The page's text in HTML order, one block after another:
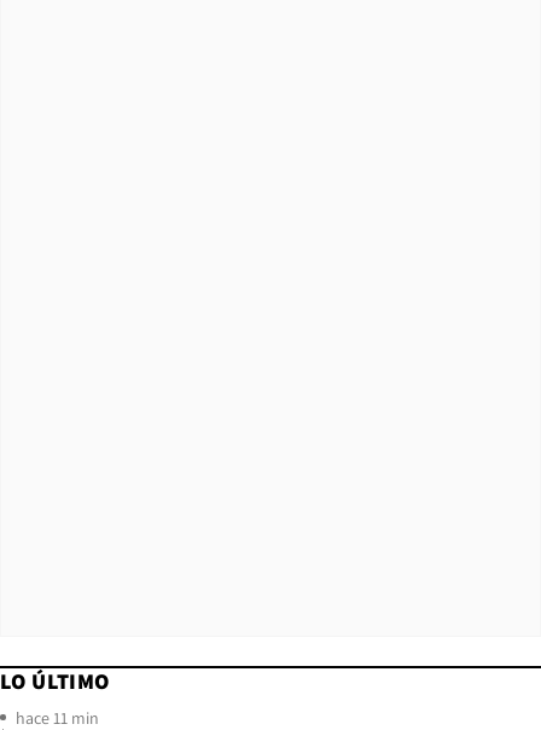
LO ÚLTIMO
hace 11 min